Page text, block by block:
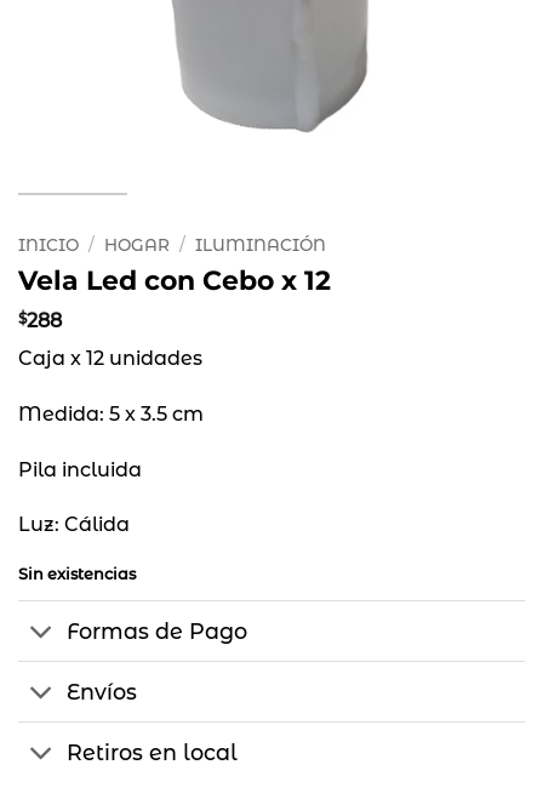
INICIO / HOGAR / ILUMINACIÓN
Vela Led con Cebo x 12
$288
Caja x 12 unidades
Medida: 5 x 3.5 cm
Pila incluida
Luz: Cálida
Sin existencias
Formas de Pago
Envíos
Retiros en local